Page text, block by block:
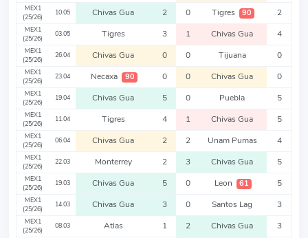
MEX1
(25/26)
10.05 Chivas Gua 2 0 Tigres 90 2
MEX1
(25/26)
03.05 Tigres 3 1 Chivas Gua 4
MEX1
(25/26)
26.04 Chivas Gua 0 0 Tijuana 0
MEX1
(25/26)
23.04 Necaxa 90 0 0 Chivas Gua 0
MEX1
(25/26)
19.04 Chivas Gua 5 0 Puebla 5
MEX1
(25/26)
11.04 Tigres 4 1 Chivas Gua 5
MEX1
(25/26)
06.04 Chivas Gua 2 2 Unam Pumas 4
MEX1
(25/26)
22.03 Monterrey 2 3 Chivas Gua 5
MEX1
(25/26)
19.03 Chivas Gua 5 0 Leon 61 5
MEX1
(25/26)
14.03 Chivas Gua 3 0 Santos Lag 3
MEX1
(25/26)
08.03 Atlas 1 2 Chivas Gua 3